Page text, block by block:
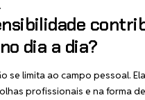
dia a dia?
se limita ao campo pessoal.
profissionais e na forma